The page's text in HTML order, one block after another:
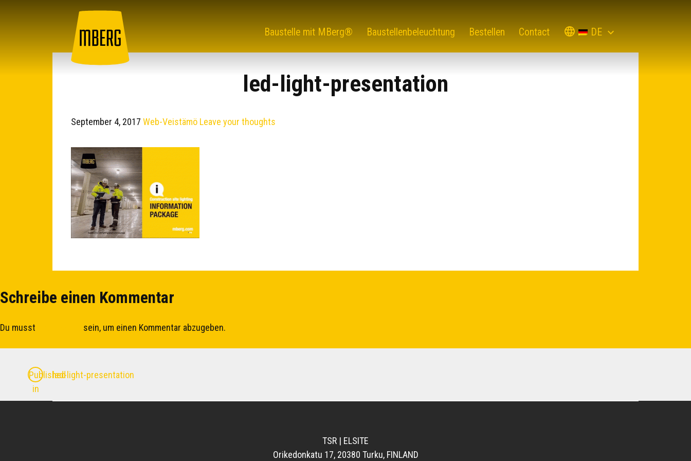
Baustelle mit MBerg® Baustellenbeleuchtung Bestellen Contact DE
led-light-presentation
September 4, 2017 Web-Veistämö Leave your thoughts
Schreibe einen Kommentar
Du musst sein, um einen Kommentar abzugeben.
Beitrags-
Navigation
Published
in
led-light-presentation
TSR | ELSITE
Orikedonkatu 17, 20380 Turku, FINLAND